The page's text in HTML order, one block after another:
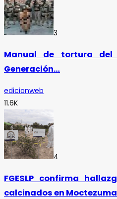
3
Manual de tortura del
Generación…
edicionweb
11.6K
4
FGESLP confirma
calcinados en